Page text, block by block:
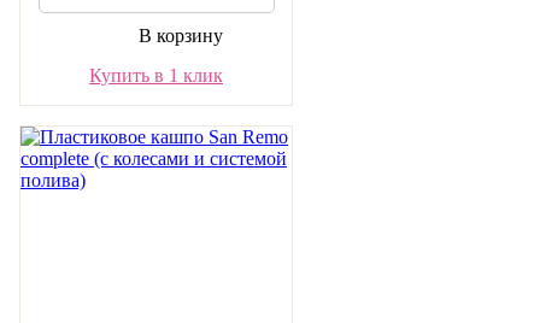
В корзину
Купить в 1 клик